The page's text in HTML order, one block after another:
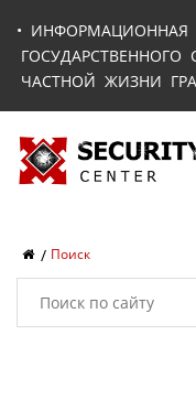
• ИНФОРМАЦИОННАЯ
ЧАСТНОЙ ЖИЗНИ
Поиск